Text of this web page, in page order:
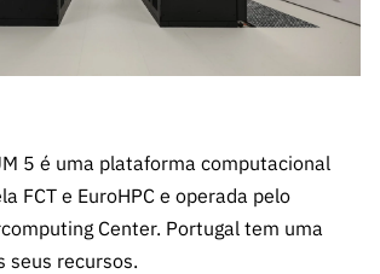
digitais da
Apoios
PRR –
“Ciência +
5 é uma plataforma computacional
FCT e EuroHPC e operada pelo
Center. Portugal tem uma
seus recursos.